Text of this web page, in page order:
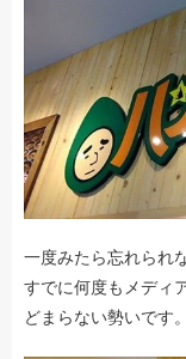
一度みたら忘れられ
すでに何度もメディ
どまらない勢いです。